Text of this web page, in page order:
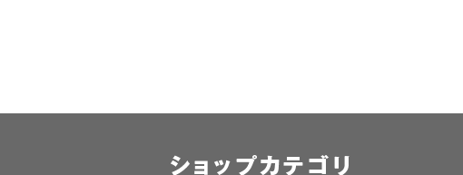
＜CookieやJavaScriptについて＞
ポイント付与につきまして